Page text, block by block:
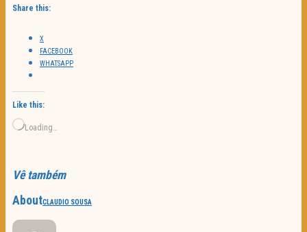
Share this:
X
FACEBOOK
WHATSAPP
Like this:
Loading…
Vê também
AboutCLAUDIO SOUSA